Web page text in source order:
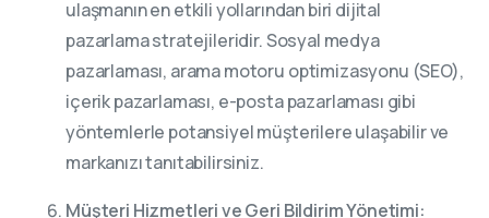
ulaşmanın en etkili yollarından biri dijital
pazarlama stratejileridir. Sosyal medya
pazarlaması, arama motoru optimizasyonu (SEO),
içerik pazarlaması, e-posta pazarlaması gibi
yöntemlerle potansiyel müşterilere ulaşabilir ve
markanızı tanıtabilirsiniz.
Müşteri Hizmetleri ve Geri Bildirim Yönetimi: